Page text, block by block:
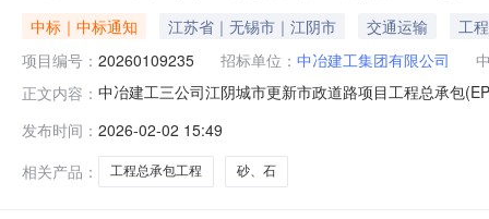
中标｜中标通知 江苏省｜无锡市｜江阴市 交通运输
工程
项目编号： 20260109235 招标单位： 中冶建工集团有限公司
正文内容： 中冶建工三公司江阴城市更新市政道路项目工程总承包
江阴城市更新市政道路项目工程总承包(EPC)工程项目
发布时间： 2026-02-02 15:49
相关产品：
工程总承包工程 砂、石